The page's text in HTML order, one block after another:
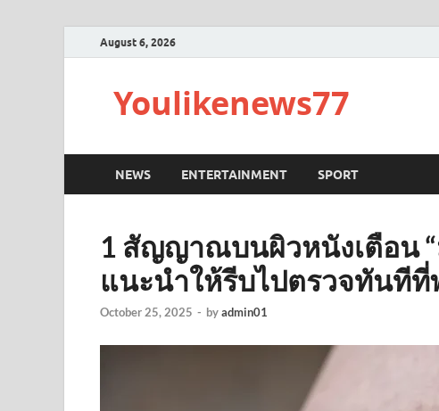
August 6, 2026
Youlikenews77
NEWS ENTERTAINMENT SPORT
1 สัญญาณบนผิวหนังเตือน “
แนะนำให้รีบไปตรวจทันทีที่
October 25, 2025 - byadmin01